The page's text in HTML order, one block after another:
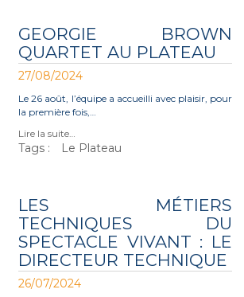
GEORGIE BROWN
QUARTET AU PLATEAU
27/08/2024
Le 26 août, l’équipe a accueilli avec plaisir, pour
la première fois,…
Lire la suite…
Tags : Le Plateau
LES MÉTIERS
TECHNIQUES DU
SPECTACLE VIVANT : LE
DIRECTEUR TECHNIQUE
26/07/2024